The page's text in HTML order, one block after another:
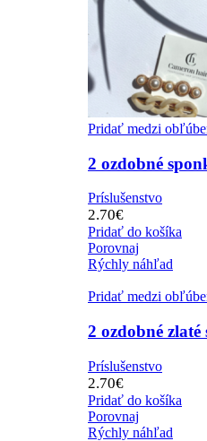
Pridať medzi
2 ozdobné
Príslušenstvo
2.70€
Pridať do košíka
Porovnaj
Rýchly náhľad
Pridať medzi
2 ozdobné
Príslušenstvo
2.70€
Pridať do košíka
Porovnaj
Rýchly náhľad